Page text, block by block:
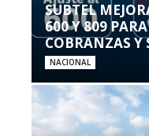
SUBTEL
600 Y 809
COBRANZAS Y
NACIONAL